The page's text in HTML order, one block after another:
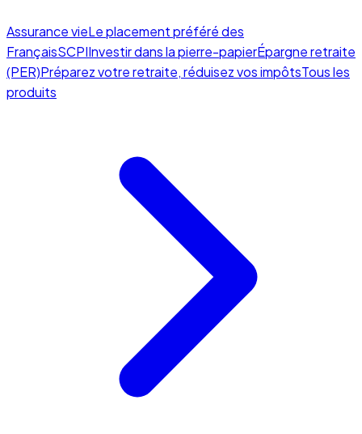
Assurance vieLe placement préféré des
FrançaisSCPIInvestir dans la pierre-papierÉpargne retraite
(PER)Préparez votre retraite, réduisez vos impôtsTous les
produits